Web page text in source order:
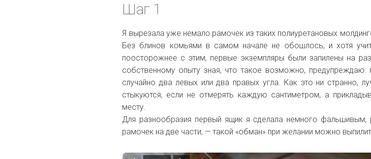
Шаг 1
Я вырезала уже немало рамочек из таких полиуретановых
Без блинов комьями в самом начале не обошлось, и хотя
поосторожнее с этим, первые экземпляры были запилены на
собственному опыту зная, что такое возможно, предупреждаю:
случайно два левых или два правых угла. Как это ни странно,
стыкуются, если не отмерять каждую сантиметром, а
месту.
Для разнообразия первый ящик я сделала немного
рамочек на две части, — такой «обман» при желании можно